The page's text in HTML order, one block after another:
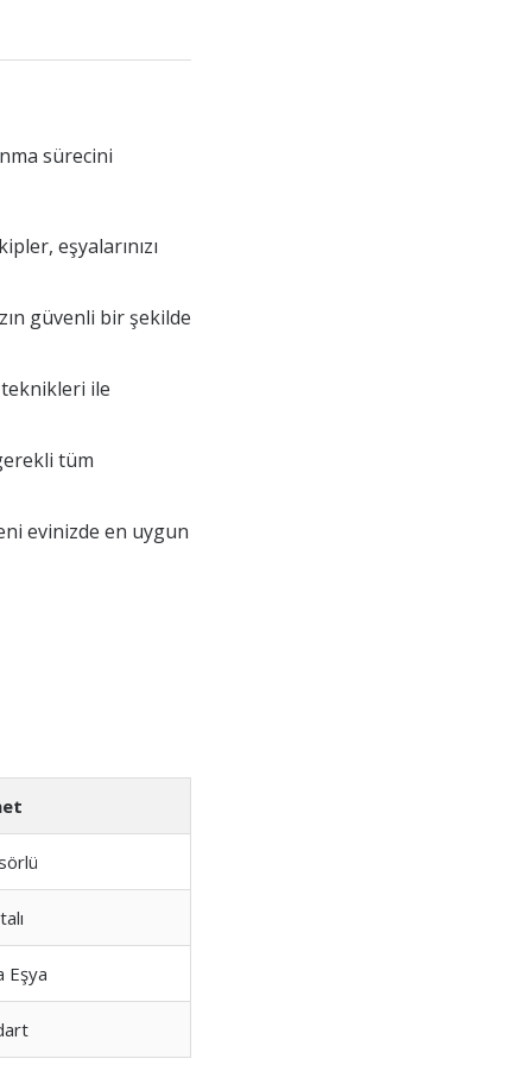
sürecini
eşyalarınızı
güvenli bir şekilde
ile
tüm
evinizde en uygun
Eşya